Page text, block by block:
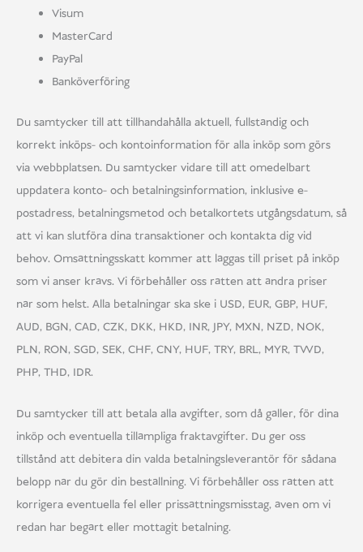
Visum
MasterCard
PayPal
Banköverföring
Du samtycker till att tillhandahålla aktuell, fullständig och
korrekt inköps- och kontoinformation för alla inköp som görs
via webbplatsen. Du samtycker vidare till att omedelbart
uppdatera konto- och betalningsinformation, inklusive e-
postadress, betalningsmetod och betalkortets utgångsdatum, så
att vi kan slutföra dina transaktioner och kontakta dig vid
behov. Omsättningsskatt kommer att läggas till priset på inköp
som vi anser krävs. Vi förbehåller oss rätten att ändra priser
när som helst. Alla betalningar ska ske i USD, EUR, GBP, HUF,
AUD, BGN, CAD, CZK, DKK, HKD, INR, JPY, MXN, NZD, NOK,
PLN, RON, SGD, SEK, CHF, CNY, HUF, TRY, BRL, MYR, TWD,
PHP, THD, IDR.
Du samtycker till att betala alla avgifter, som då gäller, för dina
inköp och eventuella tillämpliga fraktavgifter. Du ger oss
tillstånd att debitera din valda betalningsleverantör för sådana
belopp när du gör din beställning. Vi förbehåller oss rätten att
korrigera eventuella fel eller prissättningsmisstag, även om vi
redan har begärt eller mottagit betalning.